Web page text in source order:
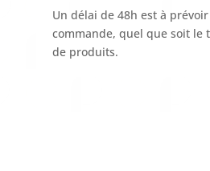
Un délai de 48h est à
commande, quel que soit le
de produits.